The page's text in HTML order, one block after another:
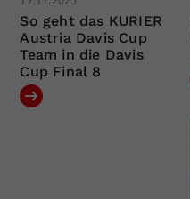
So geht das KURIER
Austria Davis Cup
Team in die Davis
Cup Final 8